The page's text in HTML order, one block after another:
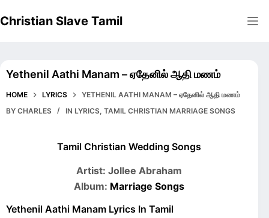
to
Christian Slave Tamil
Yethenil Aathi Manam – ஏதேனில் ஆதி மணம்
HOME LYRICS
YETHENIL AATHI MANAM – ஏதேனில் ஆதி மணம்
BY CHARLES IN LYRICS,TAMIL CHRISTIAN MARRIAGE SONGS
Tamil Christian Wedding Songs
Artist: Jollee Abraham
Album: Marriage Songs
Yethenil Aathi Manam Lyrics In Tamil